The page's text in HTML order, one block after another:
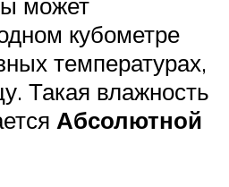
кубометре
температурах,
Такая влажность
Абсолютной